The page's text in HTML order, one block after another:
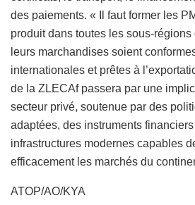
des paiements. « Il faut former les
produit dans toutes les sous-
leurs marchandises soient
internationales et prêtes à
de la ZLECAf passera par une
secteur privé, soutenue par des
adaptées, des instruments
infrastructures modernes capables
efficacement les marchés du
ATOP/AO/KYA